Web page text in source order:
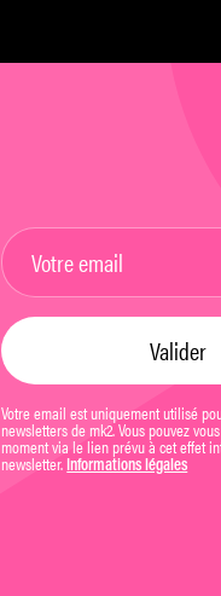
Votre email est uniquement utilisé
newsletters de mk2. Vous pouvez
moment via le lien prévu à cet effet
newsletter. Informations légales